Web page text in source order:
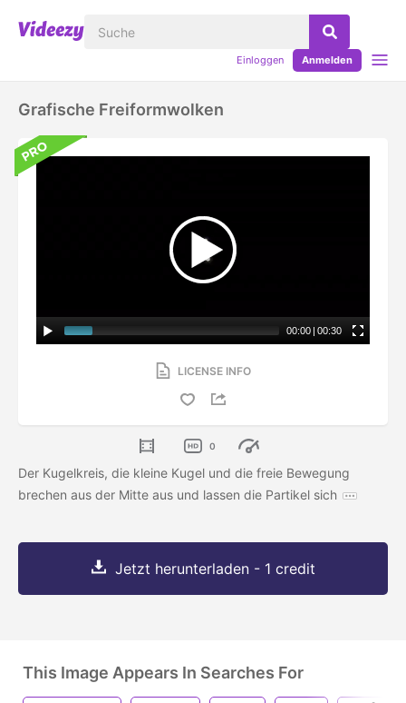
Einloggen Anmelden
Grafische Freiformwolken
00:00 | 00:30
LICENSE INFO
0
Der Kugelkreis, die kleine Kugel und die freie Bewegung
brechen aus der Mitte aus und lassen die Partikel sich
Jetzt herunterladen - 1 credit
This Image Appears In Searches For